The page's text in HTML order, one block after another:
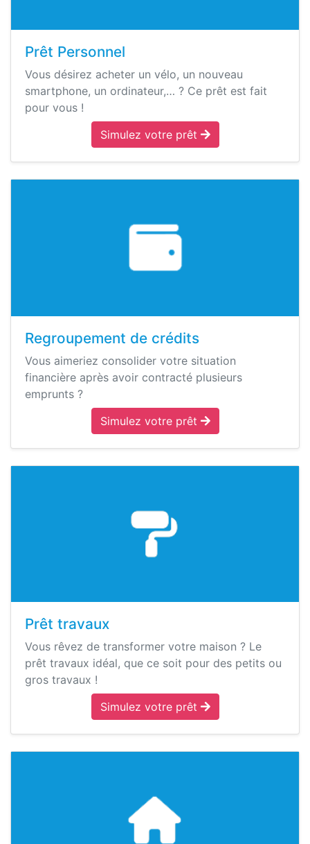
Prêt Personnel
Vous désirez acheter un vélo, un nouveau
smartphone, un ordinateur,… ? Ce prêt est fait
pour vous !
Simulez votre prêt
Regroupement de crédits
Vous aimeriez consolider votre situation
financière après avoir contracté plusieurs
emprunts ?
Simulez votre prêt
Prêt travaux
Vous rêvez de transformer votre maison ? Le
prêt travaux idéal, que ce soit pour des petits ou
gros travaux !
Simulez votre prêt